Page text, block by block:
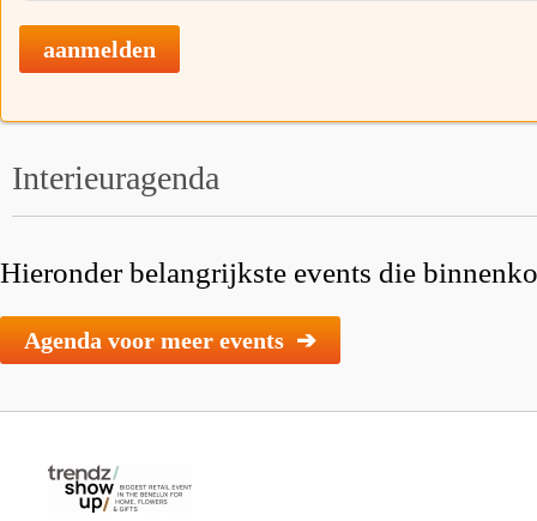
aanmelden
Interieuragenda
Hieronder belangrijkste events die
Agenda voor meer events ➔